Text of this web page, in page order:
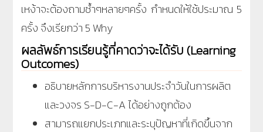
เหง้าจะต้องถามซ้ำๆหลายๆครั้ง กำหนดให้ใช้ประมาณ 5
ครั้ง จึงเรียกว่า 5 Why
ผลลัพธ์การเรียนรู้ที่คาดว่าจะได้รับ (Learning
Outcomes)
อธิบายหลักการบริหารงานประจำวันในการผลิต
และวงจร S-D-C-A ได้อย่างถูกต้อง
สามารถแยกประเภทและระบุปัญหาที่เกิดขึ้นจาก